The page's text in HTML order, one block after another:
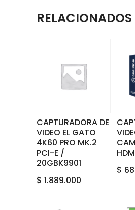
RELACIONADOS
CAPTURADORA DE
VIDEO EL GATO
4K60 PRO MK.2
PCI-E /
20GBK9901
$ 1.889.000
$